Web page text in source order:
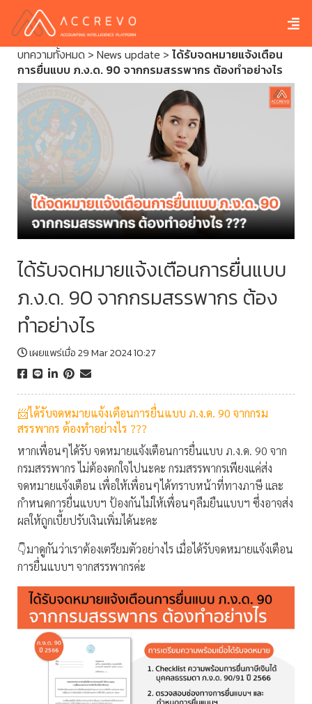
บทความทั้งหมด > News update > ได้รับจดหมายแจ้งเตือน
การยื่นแบบ ภ.ง.ด. 90 จากกรมสรรพากร ต้องทำอย่างไร
ได้รับจดหมายแจ้งเตือนการยื่นแบบ
ภ.ง.ด. 90 จากกรมสรรพากร ต้อง
ทำอย่างไร
เผยแพร่เมื่อ 29 Mar 2024 10:27
📨ได้รับจดหมายแจ้งเตือนการยื่นแบบ ภ.ง.ด. 90 จากกรม
สรรพากร ต้องทำอย่างไร ???
หากเพื่อนๆได้รับ จดหมายแจ้งเตือนการยื่นแบบ ภ.ง.ด. 90 จาก
กรมสรรพากร ไม่ต้องตกใจไปนะคะ กรมสรรพากรเพียงแค่ส่ง
จดหมายแจ้งเตือน เพื่อให้เพื่อนๆได้ทราบหน้าที่ทางภาษี และ
กำหนดการยื่นแบบฯ ป้องกันไม่ให้เพื่อนๆลืมยืนแบบฯ ซึ่งอาจส่ง
ผลให้ถูกเบี้ยปรับเงินเพิ่มได้นะคะ
👇มาดูกันว่าเราต้องเตรียมตัวอย่างไร เมื่อได้รับจดหมายแจ้งเตือน
การยื่นแบบฯ จากสรรพากรค่ะ